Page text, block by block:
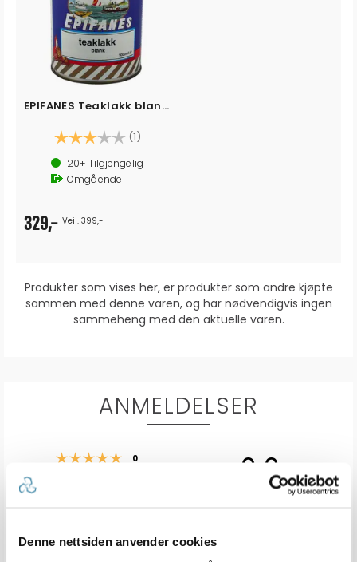
Denne nettsiden anvender cookies
EPIFANES Teaklakk blank, 0,5 l
Karakter: (1)
20+ Tilgjengelig
Omgående
329,- Veil. 399,-
Produkter som vises her, er produkter som andre kjøpte
sammen med denne varen, og har nødvendigvis ingen
sammeheng med den aktuelle varen.
ANMELDELSER
Karakter: 5 av 5 mulige
0 0.0
Karakter: